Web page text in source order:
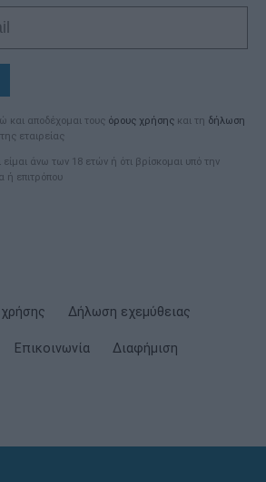
και αποδέχομαι τους όρους χρήσης και τη δήλωση
εταιρείας
άνω των 18 ετών ή ότι βρίσκομαι υπό την
ή επιτρόπου
Δήλωση εχεμύθειας
Επικοινωνία Διαφήμιση